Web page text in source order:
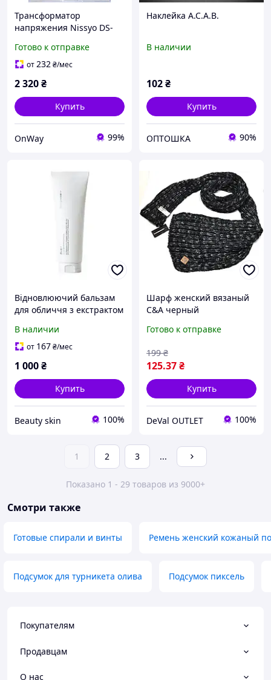
Трансформатор
напряжения Nissyo DS-
нагревательных
приборов белый тип C A
Готово к отправке
от232₴/мес
2 320₴
Купить
OnWay 99%
Наклейка A.C.A.B.
В наличии
102₴
Купить
ОПТОШКА 90%
Відновлюючий бальзам
для обличчя з екстрактом
Zi-K Cica Repairing Balm,
100 мл
В наличии
от 167₴/мес
1 000₴
Купить
Beauty skin 100%
Шарф женский вязаный
C&A черный
Готово к отправке
125.37₴
199 ₴
Купить
DeVal OUTLET 100%
1 2 3 ...
Показано 1 - 29 товаров из 9000+
Смотри также
Готовые спирали и винты Ремень женский кожаный
Подсумок для турникета олива Подсумок пиксель
Покупателям
Продавцам
О нас